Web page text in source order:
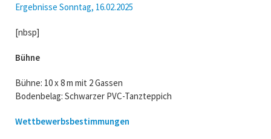
Ergebnisse Sonntag, 16.02.2025
[nbsp]
Bühne
Bühne: 10 x 8 m mit 2 Gassen
Bodenbelag: Schwarzer PVC-Tanzteppich
Wettbewerbsbestimmungen